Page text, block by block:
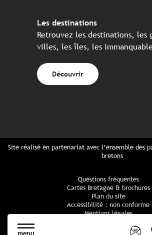
menu
Les destinations
Retrouvez les destinations, les
villes, les îles, les
Découvrir
Site réalisé en partenariat avec l’ensemble des
bretons
Questions fréquentes
Cartes Bretagne & brochures
Plan du site
Accessibilité : non conforme
Mentions légales
Politique cookies